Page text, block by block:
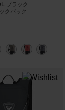
ブラック
クパック